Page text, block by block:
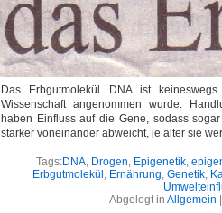
Das Erbgutmolekül DNA ist
Wissenschaft angenommen wurde.
haben Einfluss auf die Gene, sodass
stärker voneinander abweicht, je älter sie
Tags:DNA, Drogen, Epigenetik,
Erbgutmolekül , Ernährung, Genetik,
Abgelegt in Allgemein